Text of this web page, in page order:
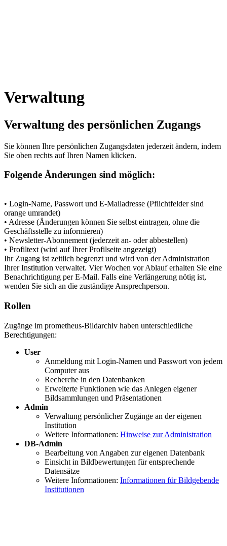
Verwaltung
Verwaltung des persönlichen Zugangs
Sie können Ihre persönlichen Zugangsdaten jederzeit ändern, indem
Sie oben rechts auf Ihren Namen klicken.
Folgende Änderungen sind möglich:
• Login-Name, Passwort und E-Mailadresse (Pflichtfelder sind
orange umrandet)
• Adresse (Änderungen können Sie selbst eintragen, ohne die
Geschäftsstelle zu informieren)
• Newsletter-Abonnement (jederzeit an- oder abbestellen)
• Profiltext (wird auf Ihrer Profilseite angezeigt)
Ihr Zugang ist zeitlich begrenzt und wird von der Administration
Ihrer Institution verwaltet. Vier Wochen vor Ablauf erhalten Sie eine
Benachrichtigung per E-Mail. Falls eine Verlängerung nötig ist,
wenden Sie sich an die zuständige Ansprechperson.
Rollen
Zugänge im prometheus-Bildarchiv haben unterschiedliche
Berechtigungen:
User
Anmeldung mit Login-Namen und Passwort von jedem
Computer aus
Recherche in den Datenbanken
Erweiterte Funktionen wie das Anlegen eigener
Bildsammlungen und Präsentationen
Admin
Verwaltung persönlicher Zugänge an der eigenen
Institution
Weitere Informationen: Hinweise zur Administration
DB-Admin
Bearbeitung von Angaben zur eigenen Datenbank
Einsicht in Bildbewertungen für entsprechende
Datensätze
Weitere Informationen: Informationen für Bildgebende
Institutionen